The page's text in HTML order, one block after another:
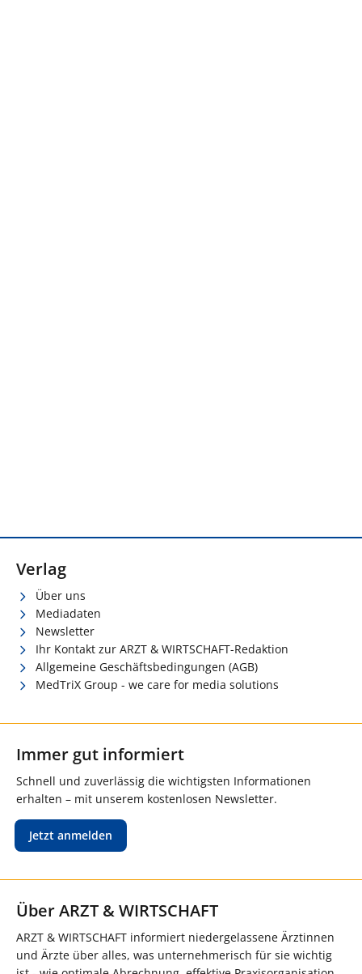
Verlag
Über uns
Mediadaten
Newsletter
Ihr Kontakt zur ARZT & WIRTSCHAFT-Redaktion
Allgemeine Geschäftsbedingungen (AGB)
MedTriX Group - we care for media solutions
Immer gut informiert
Schnell und zuverlässig die wichtigsten Informationen
erhalten – mit unserem kostenlosen Newsletter.
Jetzt anmelden
Über ARZT & WIRTSCHAFT
ARZT & WIRTSCHAFT informiert niedergelassene Ärztinnen
und Ärzte über alles, was unternehmerisch für sie wichtig